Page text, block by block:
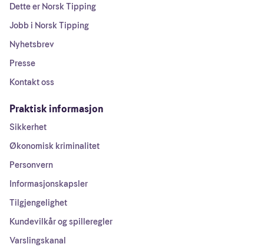
Dette er Norsk Tipping
Jobb i Norsk Tipping
Nyhetsbrev
Presse
Kontakt oss
Praktisk informasjon
Sikkerhet
Økonomisk kriminalitet
Personvern
Informasjonskapsler
Tilgjengelighet
Kundevilkår og spilleregler
Varslingskanal